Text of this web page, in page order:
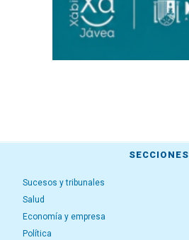
SECCIONES
Sucesos y tribunales
Salud
Economía y empresa
Política